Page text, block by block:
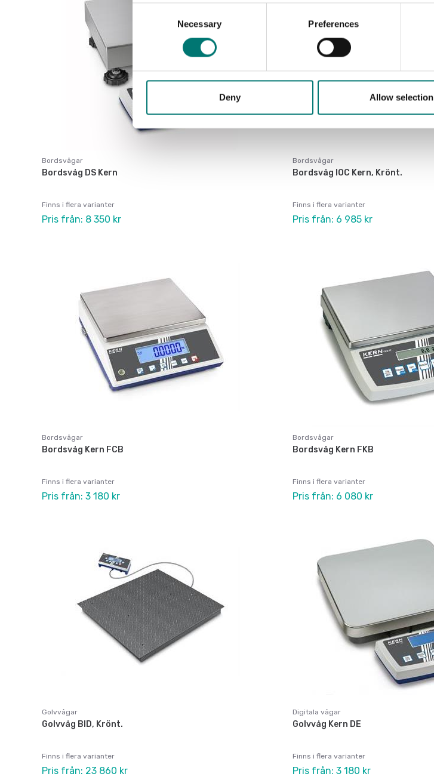
Necessary Preferences
Deny Allow selection
Bordsvågar
Bordsvåg DS Kern
Finns i flera varianter
Pris från: 8 350 kr
Bordsvågar
Bordsvåg IOC Kern, Krönt.
Finns i flera varianter
Pris från: 6 985 kr
Bordsvågar
Bordsvåg Kern FCB
Finns i flera varianter
Pris från: 3 180 kr
Bordsvågar
Bordsvåg Kern FKB
Finns i flera varianter
Pris från: 6 080 kr
Golvvågar
Golvvåg BID, Krönt.
Finns i flera varianter
Pris från: 23 860 kr
Digitala vågar
Golvvåg Kern DE
Finns i flera varianter
Pris från: 3 180 kr